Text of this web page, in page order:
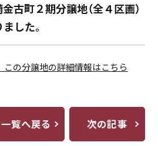
古町２期分譲地（全４区画）
した。
の分譲地の詳細情報はこちら
一覧へ戻る 次の記事